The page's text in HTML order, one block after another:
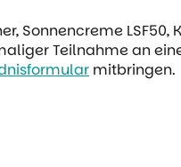
Sonnencreme LSF50,
Teilnahme an
mitbringen.